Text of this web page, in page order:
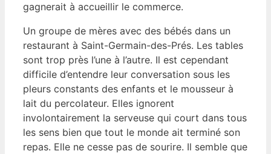
gagnerait à accueillir le commerce.
Un groupe de mères avec des bébés dans un
restaurant à Saint-Germain-des-Prés. Les tables
sont trop près l’une à l’autre. Il est cependant
difficile d’entendre leur conversation sous les
pleurs constants des enfants et le mousseur à
lait du percolateur. Elles ignorent
involontairement la serveuse qui court dans tous
les sens bien que tout le monde ait terminé son
repas. Elle ne cesse pas de sourire. Il semble que